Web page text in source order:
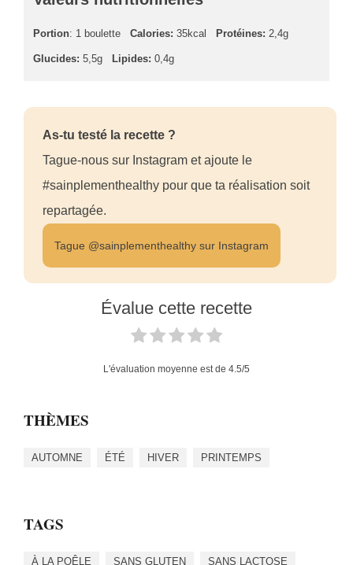
Portion: 1 boulette Calories: 35kcal Protéines: 2,4g
Glucides: 5,5g Lipides: 0,4g
As-tu testé la recette ?
Tague-nous sur Instagram et ajoute le
#sainplementhealthy pour que ta réalisation soit
repartagée.
Tague @sainplementhealthy sur Instagram
Évalue cette recette
L'évaluation moyenne est de 4.5/5
THÈMES
AUTOMNE ÉTÉ HIVER PRINTEMPS
TAGS
À LA POÊLE SANS GLUTEN SANS LACTOSE